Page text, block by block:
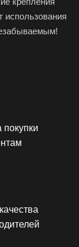
покупки